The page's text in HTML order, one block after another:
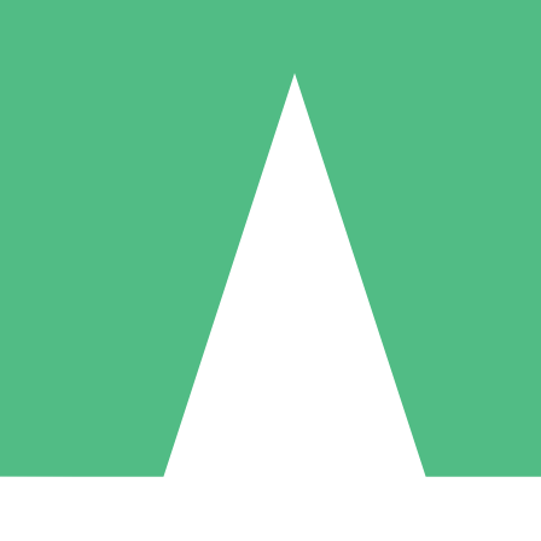
Packs de Crédits Individuels
à l'utilisation avec des crédits de téléchargement. Sans engagement
5 Téléchargements
US$